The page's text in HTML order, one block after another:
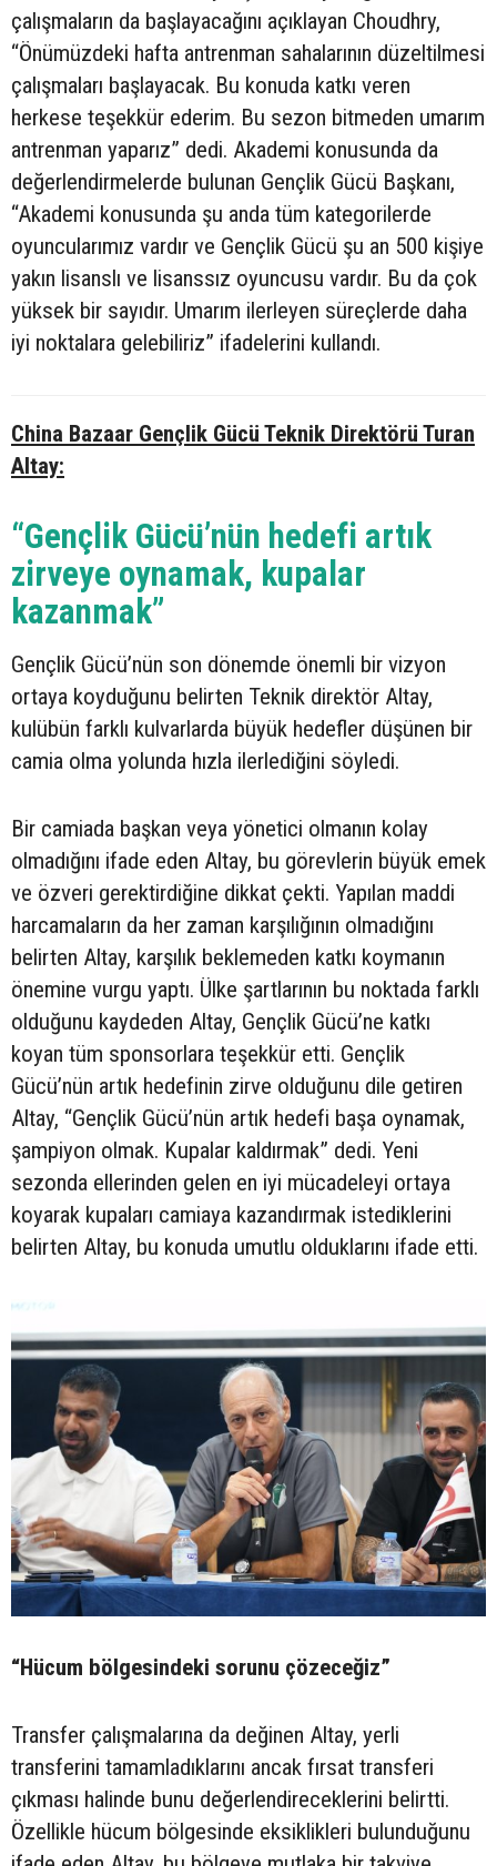
çalışmaların da başlayacağını açıklayan Choudhry,
“Önümüzdeki hafta antrenman sahalarının düzeltilmesi
çalışmaları başlayacak. Bu konuda katkı veren
herkese teşekkür ederim. Bu sezon bitmeden umarım
antrenman yaparız” dedi. Akademi konusunda da
değerlendirmelerde bulunan Gençlik Gücü Başkanı,
“Akademi konusunda şu anda tüm kategorilerde
oyuncularımız vardır ve Gençlik Gücü şu an 500 kişiye
yakın lisanslı ve lisanssız oyuncusu vardır. Bu da çok
yüksek bir sayıdır. Umarım ilerleyen süreçlerde daha
iyi noktalara gelebiliriz” ifadelerini kullandı.
China Bazaar Gençlik Gücü Teknik Direktörü Turan
Altay:
“Gençlik Gücü’nün hedefi artık
zirveye oynamak, kupalar
kazanmak”
Gençlik Gücü’nün son dönemde önemli bir vizyon
ortaya koyduğunu belirten Teknik direktör Altay,
kulübün farklı kulvarlarda büyük hedefler düşünen bir
camia olma yolunda hızla ilerlediğini söyledi.
Bir camiada başkan veya yönetici olmanın kolay
olmadığını ifade eden Altay, bu görevlerin büyük emek
ve özveri gerektirdiğine dikkat çekti. Yapılan maddi
harcamaların da her zaman karşılığının olmadığını
belirten Altay, karşılık beklemeden katkı koymanın
önemine vurgu yaptı. Ülke şartlarının bu noktada farklı
olduğunu kaydeden Altay, Gençlik Gücü’ne katkı
koyan tüm sponsorlara teşekkür etti. Gençlik
Gücü’nün artık hedefinin zirve olduğunu dile getiren
Altay, “Gençlik Gücü’nün artık hedefi başa oynamak,
şampiyon olmak. Kupalar kaldırmak” dedi. Yeni
sezonda ellerinden gelen en iyi mücadeleyi ortaya
koyarak kupaları camiaya kazandırmak istediklerini
belirten Altay, bu konuda umutlu olduklarını ifade etti.
“Hücum bölgesindeki sorunu çözeceğiz”
Transfer çalışmalarına da değinen Altay, yerli
transferini tamamladıklarını ancak fırsat transferi
çıkması halinde bunu değerlendireceklerini belirtti.
Özellikle hücum bölgesinde eksiklikleri bulunduğunu